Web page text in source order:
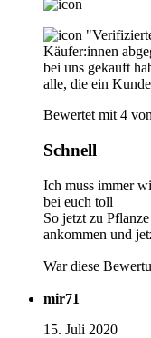
Käufer:innen
bei uns gekauft
alle, die ein
Bewertet mit 4
Schnell
Ich muss immer
bei euch toll
So jetzt zu
ankommen und
War diese
mir71
15. Juli 2020